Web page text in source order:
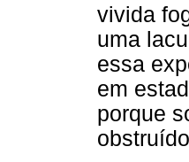
vivida
uma
essa
em
porque